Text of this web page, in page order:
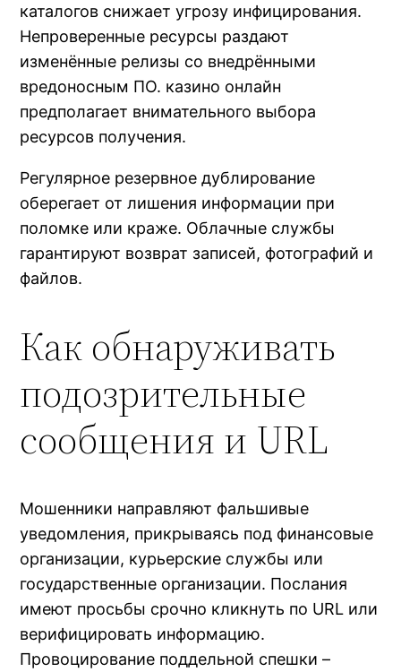
каталогов снижает угрозу инфицирования.
Непроверенные ресурсы раздают
изменённые релизы со внедрёнными
вредоносным ПО. казино онлайн
предполагает внимательного выбора
ресурсов получения.
Регулярное резервное дублирование
оберегает от лишения информации при
поломке или краже. Облачные службы
гарантируют возврат записей, фотографий и
файлов.
Как обнаруживать
подозрительные
сообщения и URL
Мошенники направляют фальшивые
уведомления, прикрываясь под финансовые
организации, курьерские службы или
государственные организации. Послания
имеют просьбы срочно кликнуть по URL или
верифицировать информацию.
Провоцирование поддельной спешки –